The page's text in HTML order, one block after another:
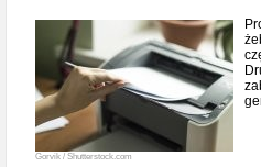
Gorvik / Shutterstock.com